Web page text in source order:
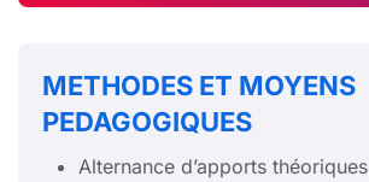
METHODES ET MOYENS
PEDAGOGIQUES
Alternance d’apports